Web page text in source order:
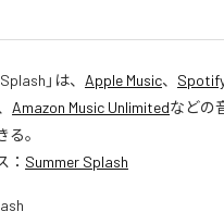
」は、 Apple Music、
Amazon Music Unlimitedなどの
。
： Summer Splash